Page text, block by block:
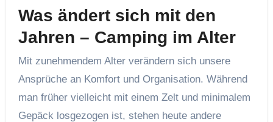
Was ändert sich mit den
Jahren – Camping im Alter
Mit zunehmendem Alter verändern sich unsere
Ansprüche an Komfort und Organisation. Während
man früher vielleicht mit einem Zelt und minimalem
Gepäck losgezogen ist, stehen heute andere